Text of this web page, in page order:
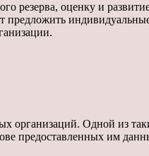
резерва, оценку и
предложить
организаций. Одной из
предоставленных им